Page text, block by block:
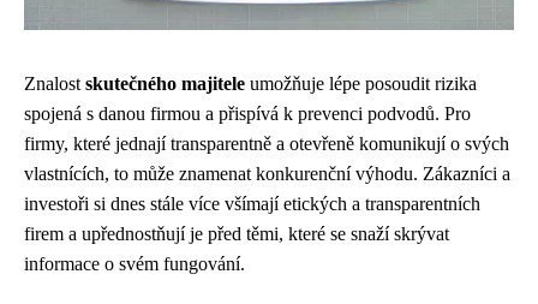
Znalost skutečného majitele umožňuje lépe posoudit rizika
spojená s danou firmou a přispívá k prevenci podvodů. Pro
firmy, které jednají transparentně a otevřeně komunikují o svých
vlastnících, to může znamenat konkurenční výhodu. Zákazníci a
investoři si dnes stále více všímají etických a transparentních
firem a upřednostňují je před těmi, které se snaží skrývat
informace o svém fungování.